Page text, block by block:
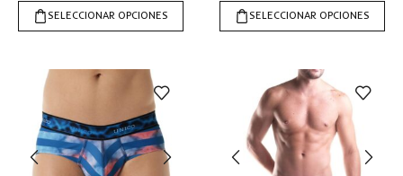
SELECCIONAR OPCIONES SELECCIONAR OPCIONES